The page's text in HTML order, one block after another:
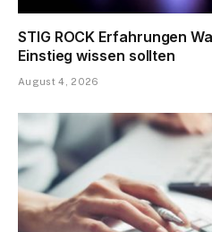
STIG ROCK Erfahrungen
Einstieg wissen sollten
August 4, 2026